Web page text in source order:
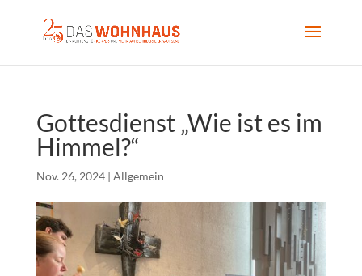
Gottesdienst „Wie ist es im
Himmel?“
Nov. 26, 2024| Allgemein